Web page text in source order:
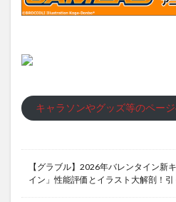
キャラソンやグッズ等のペー
【グラブル】2026年バレンタイン新
イン」性能評価とイラスト大解剖！引